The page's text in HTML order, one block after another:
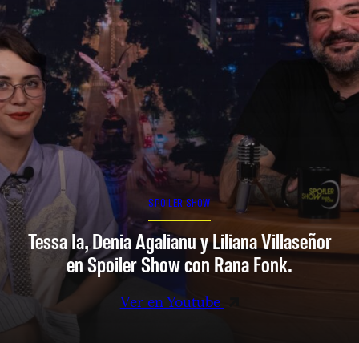
SPOILER SHOW
Tessa Ia, Denia Agalianu y Liliana Villaseñor
en Spoiler Show con Rana Fonk.
Ver en Youtube